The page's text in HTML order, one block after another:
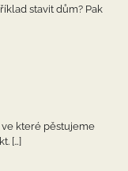
stavit dům? Pak
které pěstujeme
[…]